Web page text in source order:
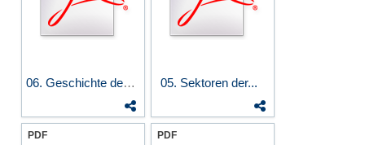
06. Geschichte des Rechnens I 05. Sektoren der...
PDF PDF